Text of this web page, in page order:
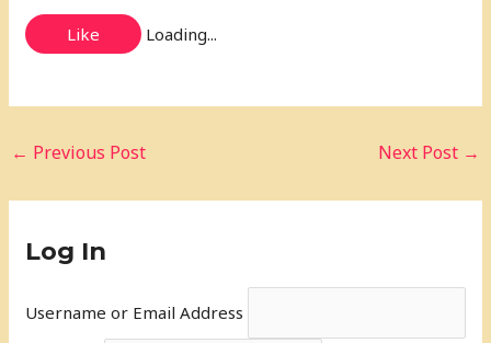
Like Loading...
← Previous Post Next Post →
Log In
Username or Email Address